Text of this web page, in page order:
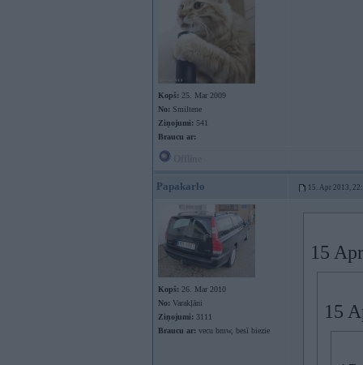
Kopš: 25. Mar 2009
No: Smiltene
Ziņojumi: 541
Braucu ar:
Papakarlo 15. Apr 2013,
Kopš: 26. Mar 2010
No: Varakļāni
Ziņojumi: 3111
Braucu ar: vecu bmw, besī biezie
15
15